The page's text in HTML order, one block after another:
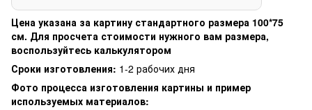
Цена указана за картину стандартного размера 100*75
см. Для просчета стоимости нужного вам размера,
воспользуйтесь калькулятором
Сроки изготовления: 1-2 рабочих дня
Фото процесса изготовления картины и пример
используемых материалов: